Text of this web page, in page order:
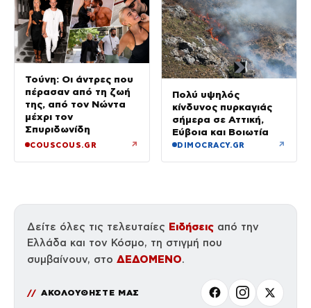
Τούνη: Οι άντρες που
πέρασαν από τη ζωή
της, από τον Νώντα
μέχρι τον
Σπυριδωνίδη
COUSCOUS.GR ↗
Πολύ υψηλός
κίνδυνος πυρκαγιάς
σήμερα σε Αττική,
Εύβοια και Βοιωτία
DIMOCRACY.GR ↗
Δείτε όλες τις τελευταίες Ειδήσεις από την
Ελλάδα και τον Κόσμο, τη στιγμή που
συμβαίνουν, στο ΔΕΔΟΜΕΝΟ.
ΑΚΟΛΟΥΘΗΣΤΕ ΜΑΣ